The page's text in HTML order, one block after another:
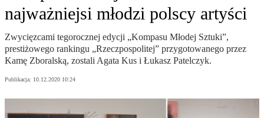
najważniejsi młodzi polscy artyści
Zwycięzcami tegorocznej edycji „Kompasu Młodej Sztuki”,
prestiżowego rankingu „Rzeczpospolitej” przygotowanego przez
Kamę Zboralską, zostali Agata Kus i Łukasz Patelczyk.
Publikacja: 10.12.2020 10:24